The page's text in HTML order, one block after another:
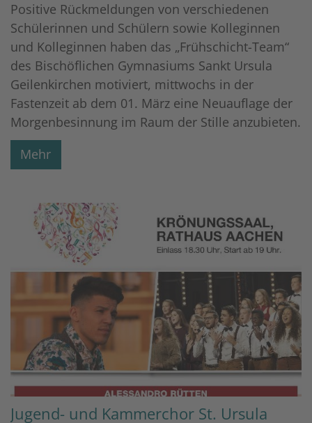
Positive Rückmeldungen von verschiedenen
Schülerinnen und Schülern sowie Kolleginnen
und Kolleginnen haben das „Frühschicht-Team“
des Bischöflichen Gymnasiums Sankt Ursula
Geilenkirchen motiviert, mittwochs in der
Fastenzeit ab dem 01. März eine Neuauflage der
Morgenbesinnung im Raum der Stille anzubieten.
Mehr
Jugend- und Kammerchor St. Ursula